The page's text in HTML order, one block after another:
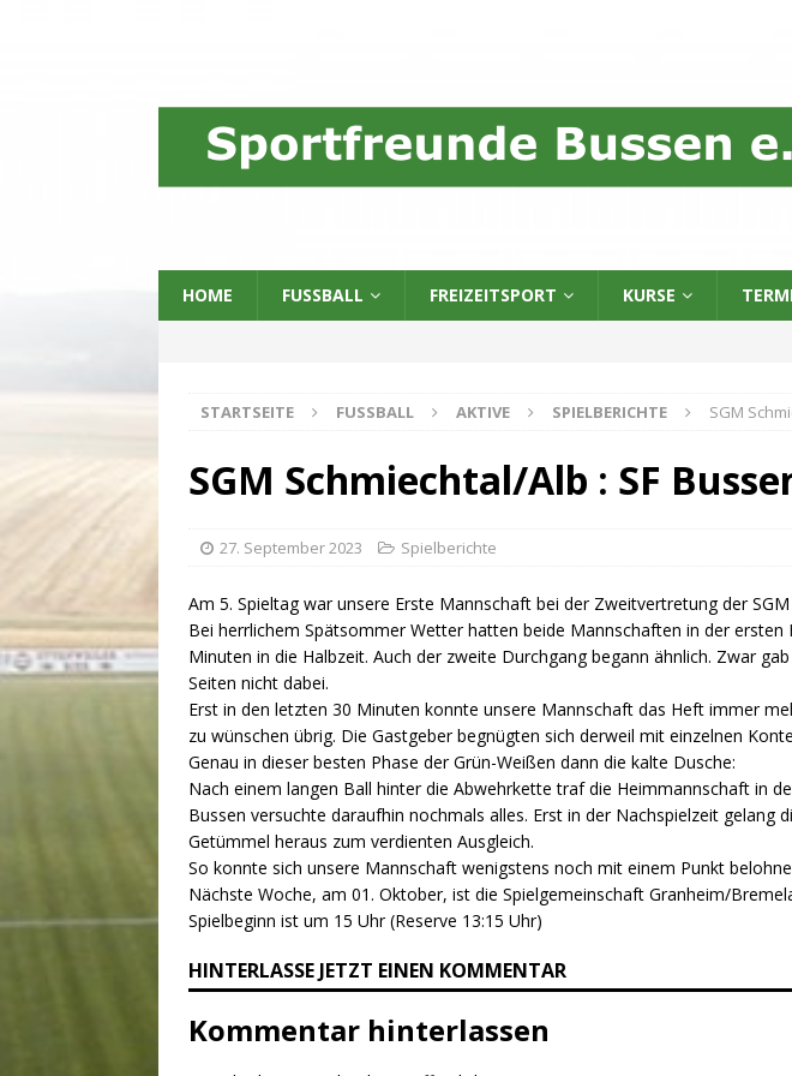
HOME FUSSBALL FREIZEITSPORT KURSE
STARTSEITE FUSSBALL AKTIVE SPIELBERICHTE SGM
SGM Schmiechtal/Alb : SF
27. September 2023 Spielberichte
Am 5. Spieltag war unsere Erste Mannschaft bei der Zweitvertretung der
Bei herrlichem Spätsommer Wetter hatten beide Mannschaften in der
Minuten in die Halbzeit. Auch der zweite Durchgang begann ähnlich. Zwar
Seiten nicht dabei.
Erst in den letzten 30 Minuten konnte unsere Mannschaft das Heft immer
zu wünschen übrig. Die Gastgeber begnügten sich derweil mit einzelnen
Genau in dieser besten Phase der Grün-Weißen dann die kalte Dusche:
Nach einem langen Ball hinter die Abwehrkette traf die Heimmannschaft in
Bussen versuchte daraufhin nochmals alles. Erst in der Nachspielzeit gelang
Getümmel heraus zum verdienten Ausgleich.
So konnte sich unsere Mannschaft wenigstens noch mit einem Punkt
Nächste Woche, am 01. Oktober, ist die Spielgemeinschaft Granheim/
Spielbeginn ist um 15 Uhr (Reserve 13:15 Uhr)
HINTERLASSE JETZT EINEN KOMMENTAR
Kommentar hinterlassen